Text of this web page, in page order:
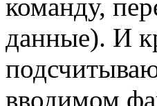
команду,
данные). И
вводимом